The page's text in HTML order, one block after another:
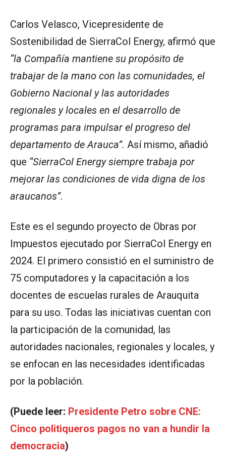
Carlos Velasco, Vicepresidente de
Sostenibilidad de SierraCol Energy, afirmó que
“la Compañía mantiene su propósito de
trabajar de la mano con las comunidades, el
Gobierno Nacional y las autoridades
regionales y locales en el desarrollo de
programas para impulsar el progreso del
departamento de Arauca”. Así mismo, añadió
que “SierraCol Energy siempre trabaja por
mejorar las condiciones de vida digna de los
araucanos”.
Este es el segundo proyecto de Obras por
Impuestos ejecutado por SierraCol Energy en
2024. El primero consistió en el suministro de
75 computadores y la capacitación a los
docentes de escuelas rurales de Arauquita
para su uso. Todas las iniciativas cuentan con
la participación de la comunidad, las
autoridades nacionales, regionales y locales, y
se enfocan en las necesidades identificadas
por la población.
(Puede leer: Presidente Petro sobre CNE:
Cinco politiqueros pagos no van a hundir la
democracia)